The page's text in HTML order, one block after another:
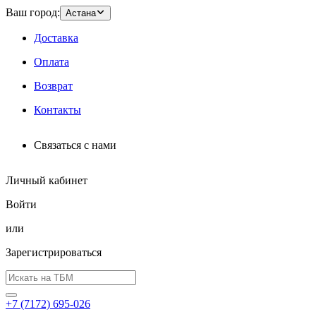
Ваш город: Астана
Доставка
Оплата
Возврат
Контакты
Связаться с нами
Личный кабинет
Войти
или
Зарегистрироваться
+7 (7172) 695-026